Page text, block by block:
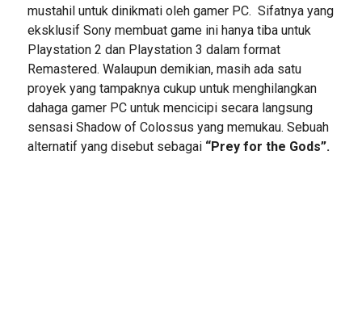
mustahil untuk dinikmati oleh gamer PC. Sifatnya yang
eksklusif Sony membuat game ini hanya tiba untuk
Playstation 2 dan Playstation 3 dalam format
Remastered. Walaupun demikian, masih ada satu
proyek yang tampaknya cukup untuk menghilangkan
dahaga gamer PC untuk mencicipi secara langsung
sensasi Shadow of Colossus yang memukau. Sebuah
alternatif yang disebut sebagai“Prey for the Gods”.